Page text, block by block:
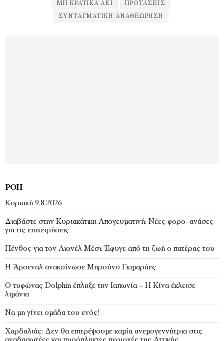
ΜΗ ΚΡΑΤΙΚΆ ΑΕΙ ΠΡΟΤΑΣΕΙΣ
ΣΥΝΤΑΓΜΑΤΙΚΉ ΑΝΑΘΕΏΡΗΣΗ
ΡΟΉ
Κυριακή 9.8.2026
Διαβάστε στην Κυριακάτικη Απογευματινή: Νέες φορο–ανάσες
για τις επιχειρήσεις
Πένθος για τον Λιονέλ Μέσι: Έφυγε από τη ζωή ο πατέρας του
Η Άρσεναλ ανακοίνωσε Μπρούνο Γκιμαράες
Ο τυφώνας Dolphin έπληξε την Ιαπωνία – H Κίνα έκλεισε
λιμάνια
Να μη γίνει ομάδα του ενός!
Χαρδαλιάς: Δεν θα επιτρέψουμε καμία ανεμογεννήτρια στις